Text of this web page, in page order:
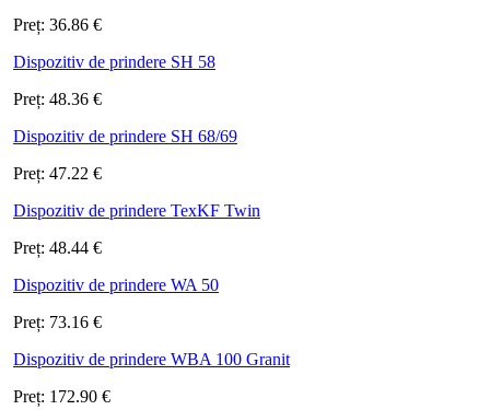
Preț: 36.86 €
Dispozitiv de prindere SH 58
Preț: 48.36 €
Dispozitiv de prindere SH 68/69
Preț: 47.22 €
Dispozitiv de prindere TexKF Twin
Preț: 48.44 €
Dispozitiv de prindere WA 50
Preț: 73.16 €
Dispozitiv de prindere WBA 100 Granit
Preț: 172.90 €